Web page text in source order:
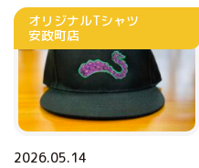
オリジナルTシャツ
安政町店
2026.05.14